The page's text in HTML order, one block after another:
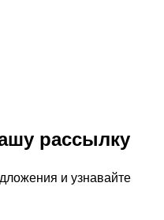
рассылку
и узнавайте